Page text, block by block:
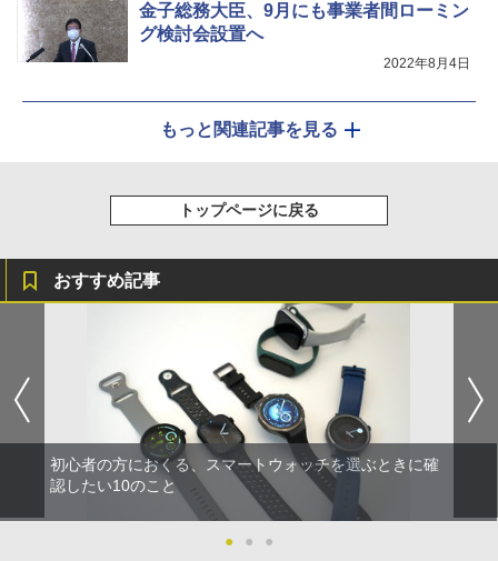
金子総務大臣、9月にも事業者間ローミン
グ検討会設置へ
2022年8月4日
もっと関連記事を見る
トップページに戻る
おすすめ記事
初心者の方におくる、スマートウォッチを選ぶときに確
認したい10のこと
● ● ●